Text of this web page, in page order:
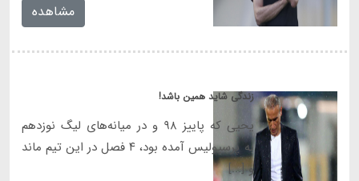
مشاهده
زندگی شاید همین باشد!
یحیی که پاییز ۹۸ و در میانه‌های لیگ نوزدهم
به پرسپولیس آمده بود، ۴ فصل در این تیم ماند
و [...]